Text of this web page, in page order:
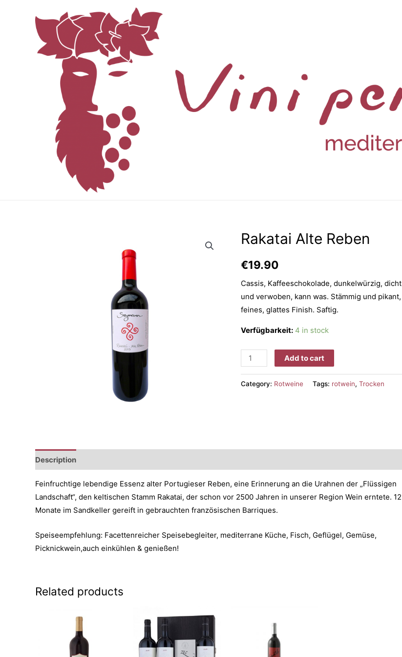
Rakatai Alte Reben
€19.90
Cassis, Kaffeeschokolade, dunkelwürzig, dicht
und verwoben, kann was. Stämmig und pikant,
feines, glattes Finish. Saftig.
Verfügbarkeit: 4 in stock
Add to cart
Category: Rotweine Tags: rotwein, Trocken
Description
Feinfruchtige lebendige Essenz alter Portugieser Reben, eine Erinnerung an die Urahnen der „Flüssigen
Landschaft“, den keltischen Stamm Rakatai, der schon vor 2500 Jahren in unserer Region Wein erntete. 12
Monate im Sandkeller gereift in gebrauchten französischen Barriques.
Speiseempfehlung: Facettenreicher Speisebegleiter, mediterrane Küche, Fisch, Geflügel, Gemüse,
Picknickwein,auch einkühlen & genießen!
Related products